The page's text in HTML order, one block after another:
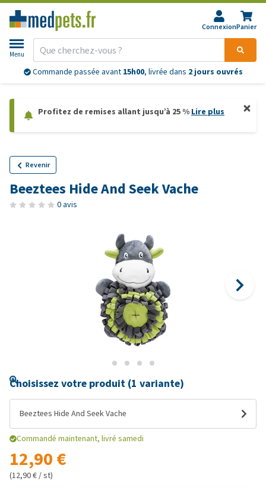
ConnexionPanier
Menu
Retourssans souci
Profitez de remises allant jusqu’à 25 % Lire plus
Revenir
Beeztees Hide And Seek Vache
0 avis
Choisissez votre produit (1 variante)
Beeztees Hide And Seek Vache
Commandé maintenant, livré samedi
12,90 €
(12,90 € / st)